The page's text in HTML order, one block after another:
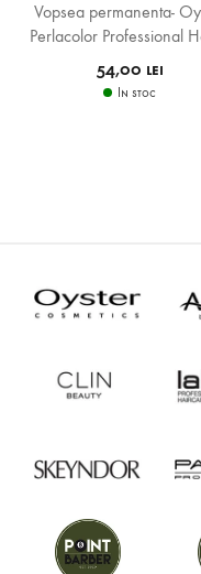
Vopsea permanenta-
Perlacolor Professional
54,00 lei
In stoc